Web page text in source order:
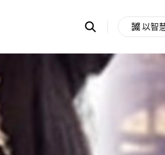
Search
OpenChats
messages
search
area
以智